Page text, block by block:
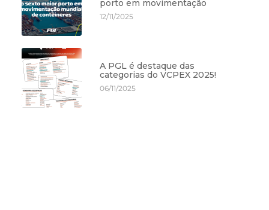
porto em movimentação
12/11/2025
A PGL é destaque das
categorias do VCPEX 2025!
06/11/2025